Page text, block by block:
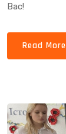
Вас!
Read More